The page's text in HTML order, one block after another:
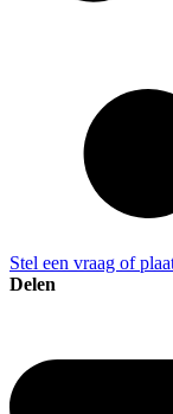
Stel een vraag of
Delen